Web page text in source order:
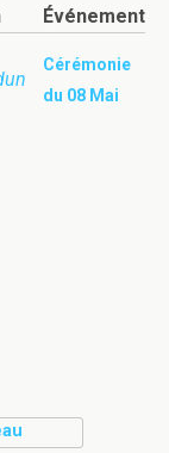
Événement
Cérémonie
du 08 Mai